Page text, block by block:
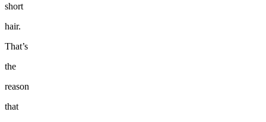
short
hair.
That’s
the
reason
that